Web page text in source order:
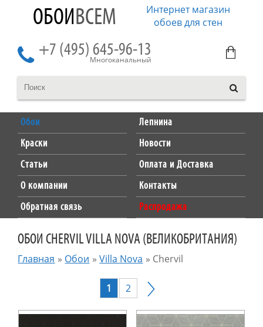
ОБОИВСЕМ
Интернет магазин
обоев для стен
+7 (495) 645-96-13
Многоканальный
Обои
Лепнина
Краски
Новости
Статьи
Оплата и Доставка
О компании
Контакты
Обратная связь
Распродажа
ОБОИ CHERVIL VILLA NOVA (ВЕЛИКОБРИТАНИЯ)
Главная » Обои »Villa Nova » Chervil
1 2